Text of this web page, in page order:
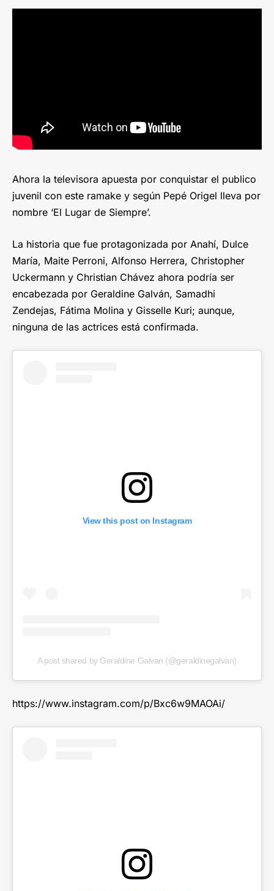
Ahora la televisora apuesta por conquistar el publico
juvenil con este ramake y según Pepé Origel lleva por
nombre ‘El Lugar de Siempre’.
La historia que fue protagonizada por Anahí, Dulce
María, Maite Perroni, Alfonso Herrera, Christopher
Uckermann y Christian Chávez ahora podría ser
encabezada por Geraldine Galván, Samadhi
Zendejas, Fátima Molina y Gisselle Kuri; aunque,
ninguna de las actrices está confirmada.
View this post on Instagram
A post shared by Geraldine Galvan (@geraldinegalvan)
https://www.instagram.com/p/Bxc6w9MAOAi/